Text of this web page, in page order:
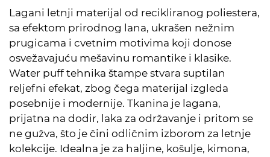
Lagani letnji materijal od recikliranog poliestera,
sa efektom prirodnog lana, ukrašen nežnim
prugicama i cvetnim motivima koji donose
osvežavajuću mešavinu romantike i klasike.
Water puff tehnika štampe stvara suptilan
reljefni efekat, zbog čega materijal izgleda
posebnije i modernije. Tkanina je lagana,
prijatna na dodir, laka za održavanje i pritom se
ne gužva, što je čini odličnim izborom za letnje
kolekcije. Idealna je za haljine, košulje, kimona,